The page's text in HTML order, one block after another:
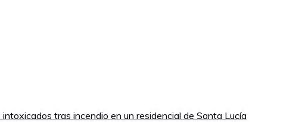
tras incendio en un residencial de Santa Lucía